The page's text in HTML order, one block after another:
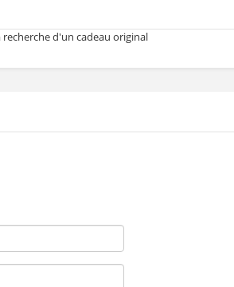
d'un cadeau original